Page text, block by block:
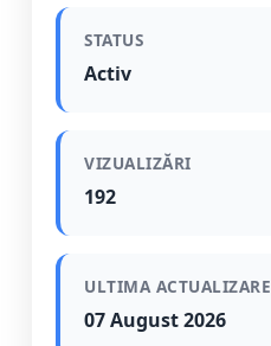
STATUS
Activ
VIZUALIZĂRI
192
ULTIMA ACTUALIZARE
07 August 2026